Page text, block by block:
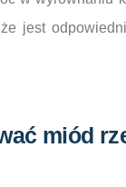
jest
miód